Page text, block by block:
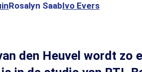
Rosalyn SaabIvo Evers
den Heuvel wordt zo